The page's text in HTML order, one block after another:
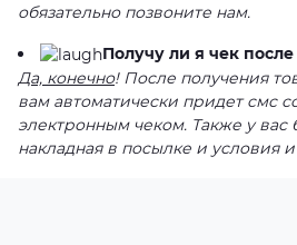
обязательно позвоните нам.
Получу ли я чек после
Да, конечно! После получения
вам автоматически придет смс
электронным чеком. Также у вас
накладная в посылке и условия и